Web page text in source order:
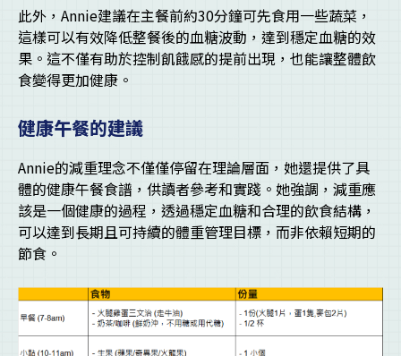
此外，Annie建議在主餐前約30分鐘可先食用一些蔬菜，
這樣可以有效降低整餐後的血糖波動，達到穩定血糖的效
果。這不僅有助於控制飢餓感的提前出現，也能讓整體飲
食變得更加健康。
健康午餐的建議
Annie的減重理念不僅僅停留在理論層面，她還提供了具
體的健康午餐食譜，供讀者參考和實踐。她強調，減重應
該是一個健康的過程，透過穩定血糖和合理的飲食結構，
可以達到長期且可持續的體重管理目標，而非依賴短期的
節食。